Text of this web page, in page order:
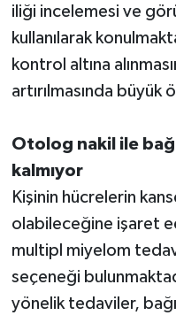
iliği incelemesi ve
kullanılarak
kontrol altına
artırılmasında büyük
Otolog nakil ile
kalmıyor
Kişinin hücrelerin
olabileceğine işaret
multipl miyelom
seçeneği
yönelik tedaviler,